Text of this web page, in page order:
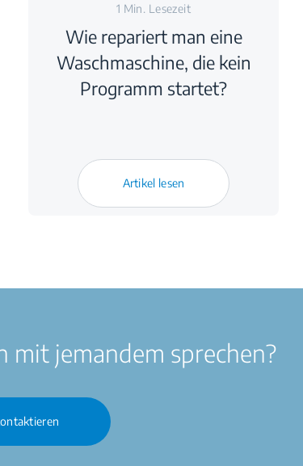
1 Min. Lesezeit
Wie repariert man eine
Waschmaschine, die kein
Programm startet?
Artikel lesen
mit jemandem sprechen?